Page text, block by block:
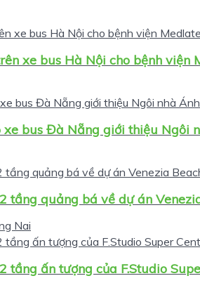
xe bus Hà Nội cho bệnh viện
xe bus Đà Nẵng giới thiệu Ngôi
tầng quảng bá về dự án
Nai
tầng ấn tượng của F.Studio